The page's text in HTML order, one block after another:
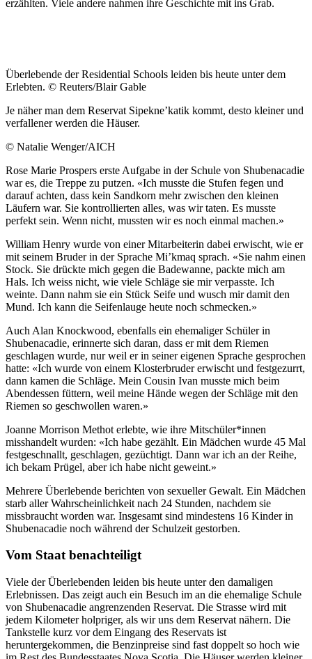
erzählten. Viele andere nahmen ihre Geschichte mit ins Grab.
Überlebende der Residential Schools leiden bis heute unter dem
Erlebten. © Reuters/Blair Gable
Je näher man dem Reservat Sipekne’katik kommt, desto kleiner und
verfallener werden die Häuser.
© Natalie Wenger/AICH
Rose Marie Prospers erste Aufgabe in der Schule von Shubenacadie
war es, die Treppe zu putzen. «Ich musste die Stufen fegen und
darauf achten, dass kein Sandkorn mehr zwischen den kleinen
Läufern war. Sie kontrollierten alles, was wir taten. Es musste
perfekt sein. Wenn nicht, mussten wir es noch einmal machen.»
William Henry wurde von einer Mitarbeiterin dabei erwischt, wie er
mit seinem Bruder in der Sprache Mi’kmaq sprach. «Sie nahm einen
Stock. Sie drückte mich gegen die Badewanne, packte mich am
Hals. Ich weiss nicht, wie viele Schläge sie mir verpasste. Ich
weinte. Dann nahm sie ein Stück Seife und wusch mir damit den
Mund. Ich kann die Seifenlauge heute noch schmecken.»
Auch Alan Knockwood, ebenfalls ein ehemaliger Schüler in
Shubenacadie, erinnerte sich daran, dass er mit dem Riemen
geschlagen wurde, nur weil er in seiner eigenen Sprache gesprochen
hatte: «Ich wurde von einem Klosterbruder erwischt und festgezurrt,
dann kamen die Schläge. Mein Cousin Ivan musste mich beim
Abendessen füttern, weil meine Hände wegen der Schläge mit den
Riemen so geschwollen waren.»
Joanne Morrison Methot erlebte, wie ihre Mitschüler*innen
misshandelt wurden: «Ich habe gezählt. Ein Mädchen wurde 45 Mal
festgeschnallt, geschlagen, gezüchtigt. Dann war ich an der Reihe,
ich bekam Prügel, aber ich habe nicht geweint.»
Mehrere Überlebende berichten von sexueller Gewalt. Ein Mädchen
starb aller Wahrscheinlichkeit nach 24 Stunden, nachdem sie
missbraucht worden war. Insgesamt sind mindestens 16 Kinder in
Shubenacadie noch während der Schulzeit gestorben.
Vom Staat benachteiligt
Viele der Überlebenden leiden bis heute unter den damaligen
Erlebnissen. Das zeigt auch ein Besuch im an die ehemalige Schule
von Shubenacadie angrenzenden Reservat. Die Strasse wird mit
jedem Kilometer holpriger, als wir uns dem Reservat nähern. Die
Tankstelle kurz vor dem Eingang des Reservats ist
heruntergekommen, die Benzinpreise sind fast doppelt so hoch wie